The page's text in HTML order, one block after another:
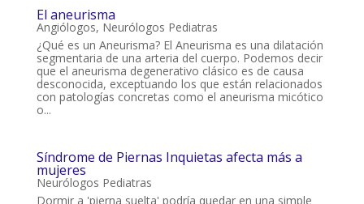
El aneurisma
Angiólogos, Neurólogos Pediatras
¿Qué es un Aneurisma? El Aneurisma es una dilatación
segmentaria de una arteria del cuerpo. Podemos decir
que el aneurisma degenerativo clásico es de causa
desconocida, exceptuando los que están relacionados
con patologías concretas como el aneurisma micótico
o...
Síndrome de Piernas Inquietas afecta más a
mujeres
Neurólogos Pediatras
Dormir a 'pierna suelta' podría quedar en una simple